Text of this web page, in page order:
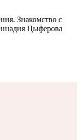
Знакомство с
Цыферова